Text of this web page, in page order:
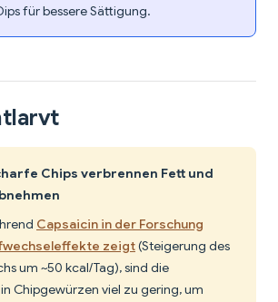
für bessere Sättigung.
Chips verbrennen Fett und
Capsaicin in der Forschung
zeigt(Steigerung des
um ~50 kcal/Tag), sind die
Chipgewürzen viel zu gering, um